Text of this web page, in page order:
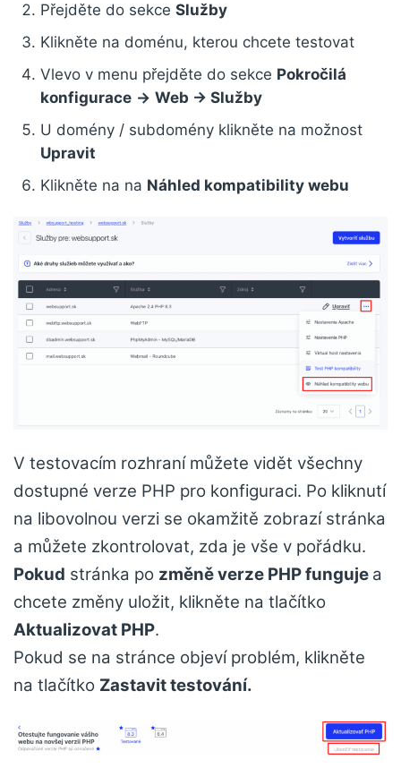
Přejděte do sekce Služby
Klikněte na doménu, kterou chcete testovat
Vlevo v menu přejděte do sekce Pokročilá
konfigurace -> Web -> Služby
U domény / subdomény klikněte na možnost
Upravit
Klikněte na na Náhled kompatibility webu
V testovacím rozhraní můžete vidět všechny
dostupné verze PHP pro konfiguraci. Po kliknutí
na libovolnou verzi se okamžitě zobrazí stránka
a můžete zkontrolovat, zda je vše v pořádku.
Pokud stránka po změně verze PHP funguje a
chcete změny uložit, klikněte na tlačítko
Aktualizovat PHP.
Pokud se na stránce objeví problém, klikněte
na tlačítko Zastavit testování.